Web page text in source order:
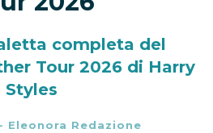
completa del
Tour 2026 di Harry
Styles
- Eleonora Redazione